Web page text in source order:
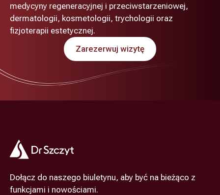
medycyny regeneracyjnej i przeciwstarzeniowej,
dermatologii, kosmetologii, trychologii oraz
fizjoterapii estetycznej.
Zarezerwuj wizytę
Dołącz do naszego biuletynu, aby być na bieżąco z
funkcjami i nowościami.